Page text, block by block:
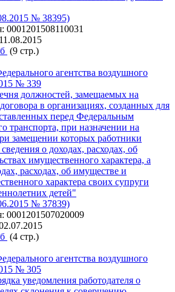
№ 38395)
0001201508110031
11.08.2015
(9 стр.)
агентства воздушного
№ 339
должностей, замещаемых на
в организациях, созданных для
перед Федеральным
транспорта, при назначении на
замещении которых работники
о доходах, расходах, об
имущественного характера, а
расходах, об имуществе и
характера своих супруги
детей"
№ 37839)
0001201507020009
(4 стр.)
агентства воздушного
№ 305
уведомления работодателя о